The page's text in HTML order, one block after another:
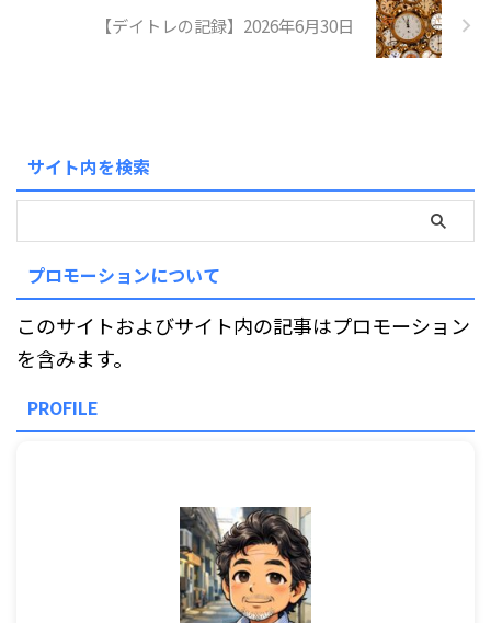
【デイトレの記録】2026年6月30日
サイト内を検索
プロモーションについて
このサイトおよびサイト内の記事はプロモーション
を含みます。
PROFILE